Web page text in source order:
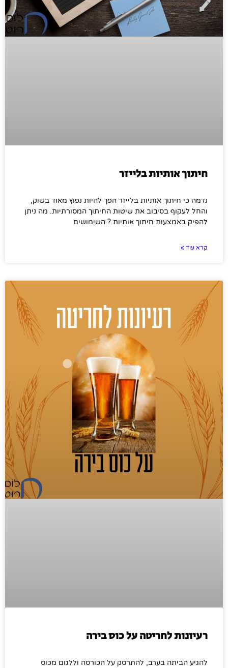
חיתוך אותיות בלייזר
נדמה כי חיתוך אותיות בלייזר הפך להיות נפוץ מאוד בשוק,
והחל לעקוף בסיבוב את שיטות החיתוך המסורתיות. מה ניתן
להפיק באמצעות חיתוך אותיות ? השימושים
קרא עוד »
רעיונות לחריטה על כוס בירה
להגיע הביתה בערב, להתרסק על הכורסה וללגום מכוס